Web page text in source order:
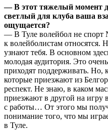
— В этот тяжелый момент
светлый для клуба ваша
ощущается?
— В Туле волейбол не спорт
к волейболистам относятся.
узнают тебя. В основном
молодая аудитория. Это
приходят поддерживать.
которые приезжают из
респект. Не знаю, в каком
приезжают в другой на игру
с работы… От этого мы
понимание того, что мы
в Туле.